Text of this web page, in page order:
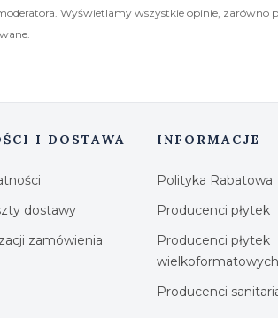
Wyświetlamy wszystkie opinie,
I DOSTAWA
dostawy
zamówienia
INFORMACJE
Polityka Rabatowa
Producenci płytek
Producenci płytek
Producenci